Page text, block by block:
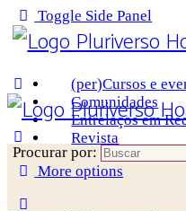
Toggle Side Panel
(per)Cursos e
Comunidades
Entrelaços em
Revista
More options
Procurar por: